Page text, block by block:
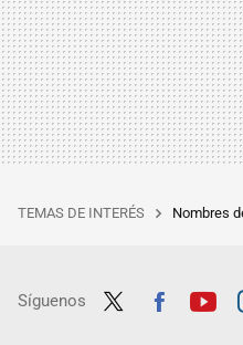
TEMAS DE INTERÉS Nombres
Síguenos